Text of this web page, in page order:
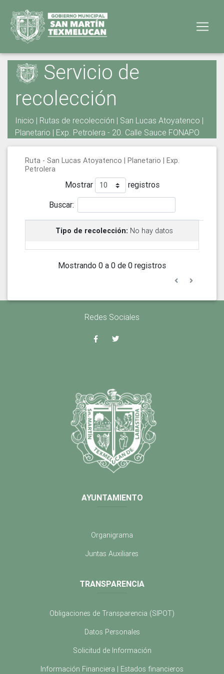
Servicio de
recolección
Inicio | Rutas de recolección | San Lucas Atoyatenco |
Planetario | Exp. Petrolera - 20. Calle Sauce FONAPO
Ruta - San Lucas Atoyatenco | Planetario | Exp.
Petrolera
Mostrar
registros
Buscar:
No hay datos
Mostrando 0 a 0 de 0 registros
Redes Sociales
AYUNTAMIENTO
Organigrama
Juntas Auxiliares
TRANSPARENCIA
Obligaciones de Transparencia (SIPOT)
Datos Personales
Solicitud de Información
Información Financiera | Estados financieros